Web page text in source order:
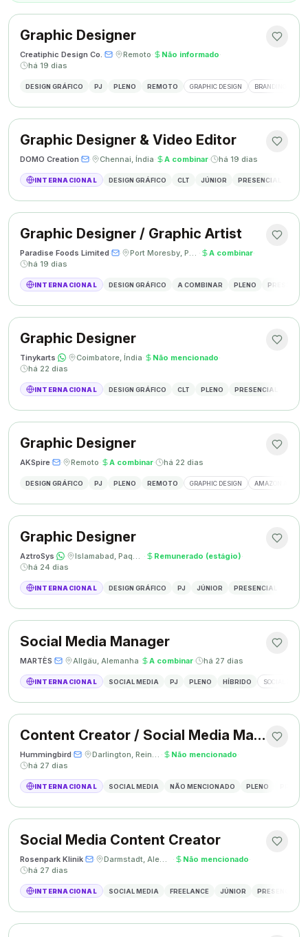
Graphic Designer
Creatiphic Design Co.· · Remoto· Não informado·
há 19 dias
DESIGN GRÁFICO PJ PLENO REMOTO GRAPHIC DESIGN BRANDING
Graphic Designer & Video Editor
DOMO Creation· · Chennai, Índia· A combinar· há 19 dias
INTERNACIONAL DESIGN GRÁFICO CLT JÚNIOR PRESENCIAL
Graphic Designer / Graphic Artist
Paradise Foods Limited· · Port Moresby, Papua Nova Guiné · A combinar·
há 19 dias
INTERNACIONAL DESIGN GRÁFICO A COMBINAR PLENO
Graphic Designer
Tinykarts· · Coimbatore, Índia· Não mencionado·
há 22 dias
INTERNACIONAL DESIGN GRÁFICO CLT PLENO PRESENCIAL
Graphic Designer
AKSpire· · Remoto· A combinar· há 22 dias
DESIGN GRÁFICO PJ PLENO REMOTO GRAPHIC DESIGN AMAZON A+
Graphic Designer
AztroSys· · Islamabad, Paquistão · Remunerado (estágio)·
há 24 dias
INTERNACIONAL DESIGN GRÁFICO PJ JÚNIOR PRESENCIAL
Social Media Manager
MARTÈS· · Allgäu, Alemanha· A combinar· há 27 dias
INTERNACIONAL SOCIAL MEDIA PJ PLENO HÍBRIDO SOCIAL MEDIA
Content Creator / Social Media Manager
Hummingbird· · Darlington, Reino Unido · Não mencionado·
há 27 dias
INTERNACIONAL SOCIAL MEDIA NÃO MENCIONADO PLENO
Social Media Content Creator
Rosenpark Klinik· · Darmstadt, Alemanha · Não mencionado·
há 27 dias
INTERNACIONAL SOCIAL MEDIA FREELANCE JÚNIOR PRESENCIAL